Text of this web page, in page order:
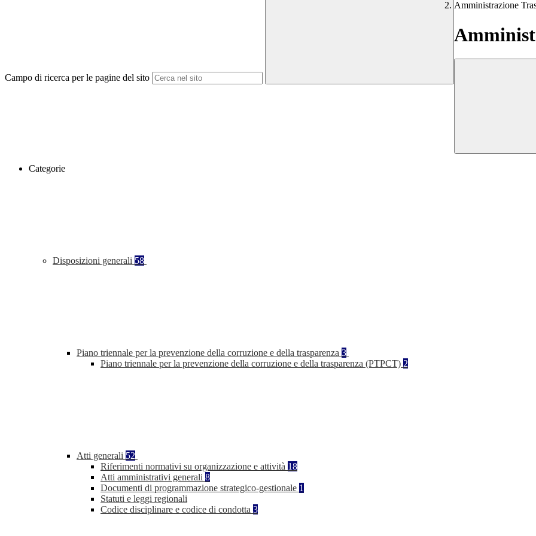
Campo di ricerca per le pagine del sito
Amministrazione
Categorie
Disposizioni generali 58
Piano triennale per la prevenzione della corruzione e della trasparenza 3
Piano triennale per la prevenzione della corruzione e della trasparenza (PTPCT) 2
Atti generali 52
Riferimenti normativi su organizzazione e attività 18
Atti amministrativi generali 8
Documenti di programmazione strategico-gestionale 1
Statuti e leggi regionali
Codice disciplinare e codice di condotta 3